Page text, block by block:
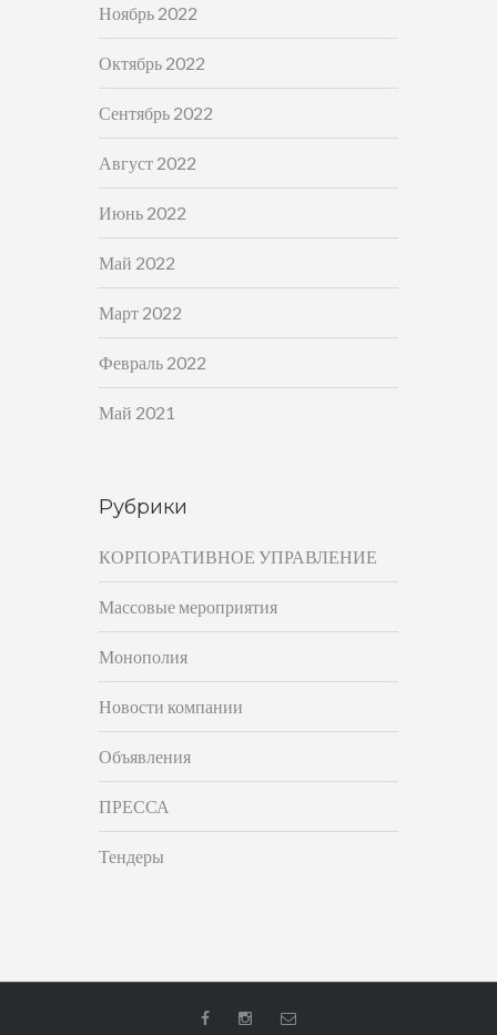
Ноябрь 2022
Октябрь 2022
Сентябрь 2022
Август 2022
Июнь 2022
Май 2022
Март 2022
Февраль 2022
Май 2021
Рубрики
КОРПОРАТИВНОЕ УПРАВЛЕНИЕ
Массовые мероприятия
Монополия
Новости компании
Объявления
ПРЕССА
Тендеры